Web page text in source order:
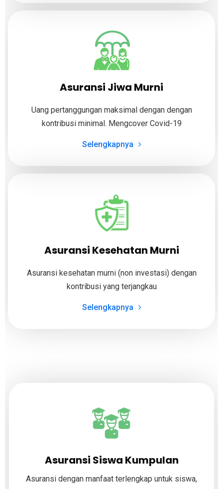
Asuransi Jiwa Murni
Uang pertanggungan maksimal dengan dengan
kontribusi minimal. Mengcover Covid-19
Selengkapnya
Asuransi Kesehatan Murni
Asuransi kesehatan murni (non investasi) dengan
kontribusi yang terjangkau​
Selengkapnya
Asuransi Siswa Kumpulan
Asuransi dengan manfaat terlengkap untuk siswa,